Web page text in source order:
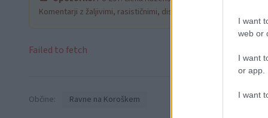
I want
web or
I want
or app.
I want
Komentarji z žaljivimi, rasističnimi, diskriminatornimi ali
Failed to fetch
Občine: Ravne na Koroškem